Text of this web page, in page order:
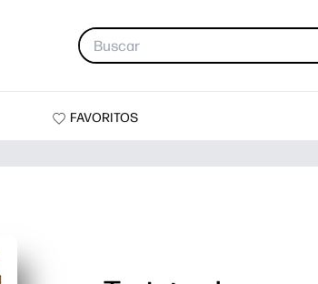
FAVORITOS